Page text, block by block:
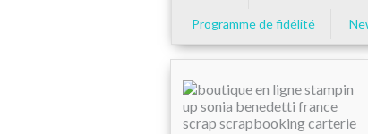
Programme de fidélité